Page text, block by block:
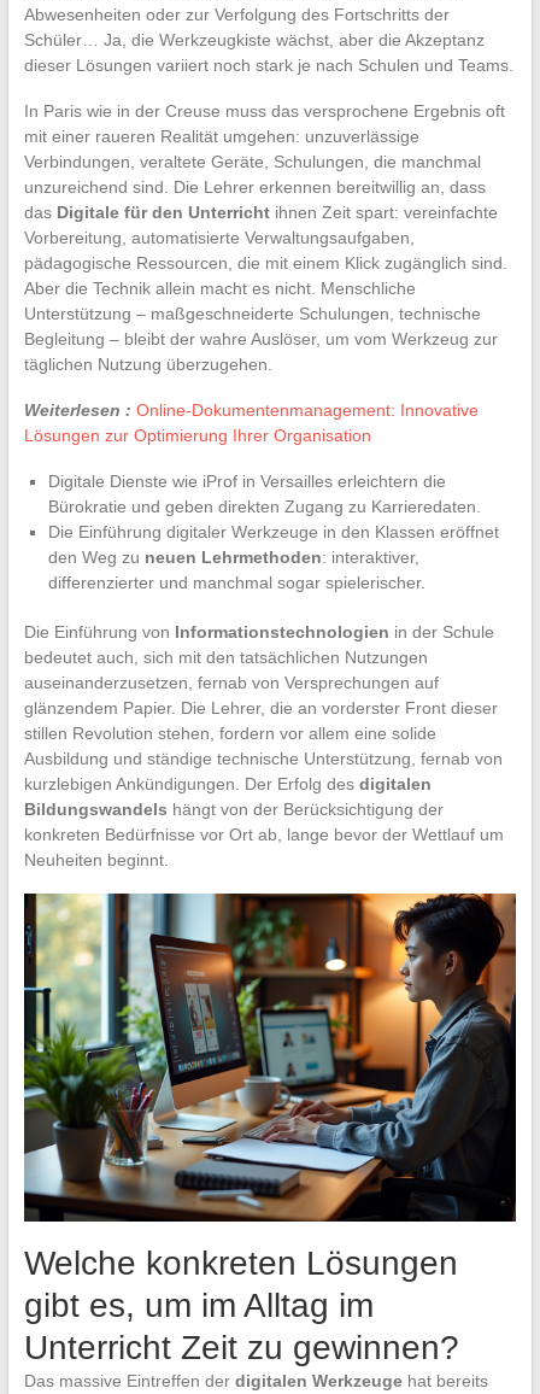
Abwesenheiten oder zur Verfolgung des Fortschritts der
Schüler… Ja, die Werkzeugkiste wächst, aber die Akzeptanz
dieser Lösungen variiert noch stark je nach Schulen und Teams.
In Paris wie in der Creuse muss das versprochene Ergebnis oft
mit einer raueren Realität umgehen: unzuverlässige
Verbindungen, veraltete Geräte, Schulungen, die manchmal
unzureichend sind. Die Lehrer erkennen bereitwillig an, dass
das Digitale für den Unterrichtihnen Zeit spart: vereinfachte
Vorbereitung, automatisierte Verwaltungsaufgaben,
pädagogische Ressourcen, die mit einem Klick zugänglich sind.
Aber die Technik allein macht es nicht. Menschliche
Unterstützung – maßgeschneiderte Schulungen, technische
Begleitung – bleibt der wahre Auslöser, um vom Werkzeug zur
täglichen Nutzung überzugehen.
Weiterlesen : Online-Dokumentenmanagement: Innovative
Lösungen zur Optimierung Ihrer Organisation
Digitale Dienste wie iProf in Versailles erleichtern die
Bürokratie und geben direkten Zugang zu Karrieredaten.
Die Einführung digitaler Werkzeuge in den Klassen eröffnet
den Weg zu neuen Lehrmethoden: interaktiver,
differenzierter und manchmal sogar spielerischer.
Die Einführung von Informationstechnologien in der Schule
bedeutet auch, sich mit den tatsächlichen Nutzungen
auseinanderzusetzen, fernab von Versprechungen auf
glänzendem Papier. Die Lehrer, die an vorderster Front dieser
stillen Revolution stehen, fordern vor allem eine solide
Ausbildung und ständige technische Unterstützung, fernab von
kurzlebigen Ankündigungen. Der Erfolg des digitalen
Bildungswandels hängt von der Berücksichtigung der
konkreten Bedürfnisse vor Ort ab, lange bevor der Wettlauf um
Neuheiten beginnt.
Welche konkreten Lösungen
gibt es, um im Alltag im
Unterricht Zeit zu gewinnen?
Das massive Eintreffen der digitalen Werkzeugehat bereits